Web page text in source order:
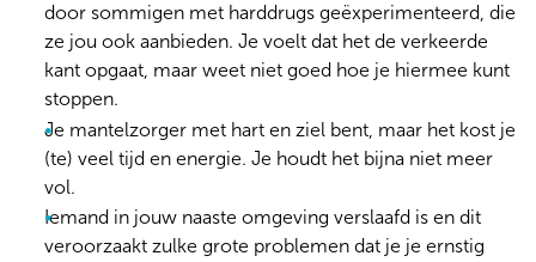
door sommigen met harddrugs geëxperimenteerd, die
ze jou ook aanbieden. Je voelt dat het de verkeerde
kant opgaat, maar weet niet goed hoe je hiermee kunt
stoppen.
Je mantelzorger met hart en ziel bent, maar het kost je
(te) veel tijd en energie. Je houdt het bijna niet meer
vol.
Iemand in jouw naaste omgeving verslaafd is en dit
veroorzaakt zulke grote problemen dat je je ernstig